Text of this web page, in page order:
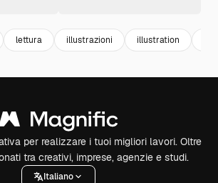
lettura illustrazioni illustration
per realizzare i tuoi migliori lavori. Oltre
tra creativi, imprese, agenzie e studi.
Italiano